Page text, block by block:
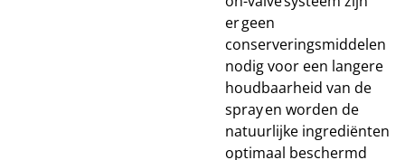
er geen
conserveringsmiddelen
nodig voor een langere
houdbaarheid van de
spray en worden de
natuurlijke ingrediënten
optimaal beschermd